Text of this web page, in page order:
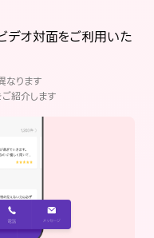
ビデオ対面をご利用いた
なります
紹介します